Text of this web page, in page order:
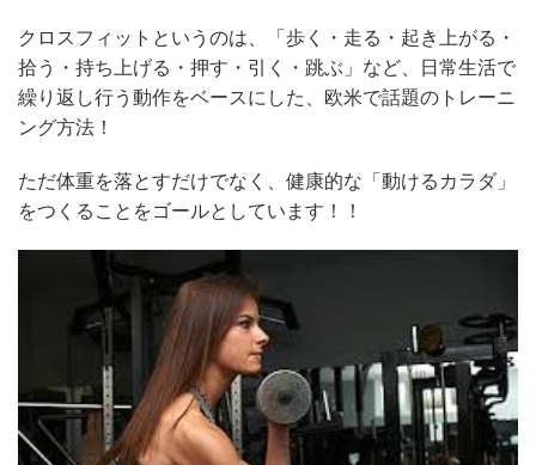
クロスフィットというのは、「歩く・走る・起き上がる・
拾う・持ち上げる・押す・引く・跳ぶ」など、日常生活で
繰り返し行う動作をベースにした、欧米で話題のトレーニ
ング方法！
ただ体重を落とすだけでなく、健康的な「動けるカラダ」
をつくることをゴールとしています！！